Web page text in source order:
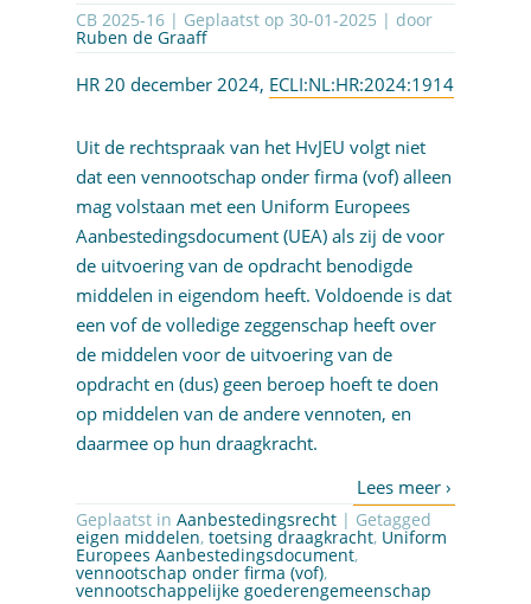
CB 2025-16 | Geplaatst op 30-01-2025 | door
Ruben de Graaff
HR 20 december 2024, ECLI:NL:HR:2024:1914
Uit de rechtspraak van het HvJEU volgt niet
dat een vennootschap onder firma (vof) alleen
mag volstaan met een Uniform Europees
Aanbestedingsdocument (UEA) als zij de voor
de uitvoering van de opdracht benodigde
middelen in eigendom heeft. Voldoende is dat
een vof de volledige zeggenschap heeft over
de middelen voor de uitvoering van de
opdracht en (dus) geen beroep hoeft te doen
op middelen van de andere vennoten, en
daarmee op hun draagkracht.
Geplaatst in Aanbestedingsrecht | Getagged
eigen middelen, toetsing draagkracht, Uniform
Europees Aanbestedingsdocument,
vennootschap onder firma (vof),
vennootschappelijke goederengemeenschap